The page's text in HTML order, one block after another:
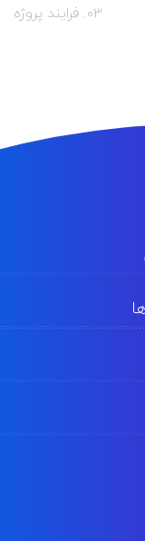
03. فرایند پروژه